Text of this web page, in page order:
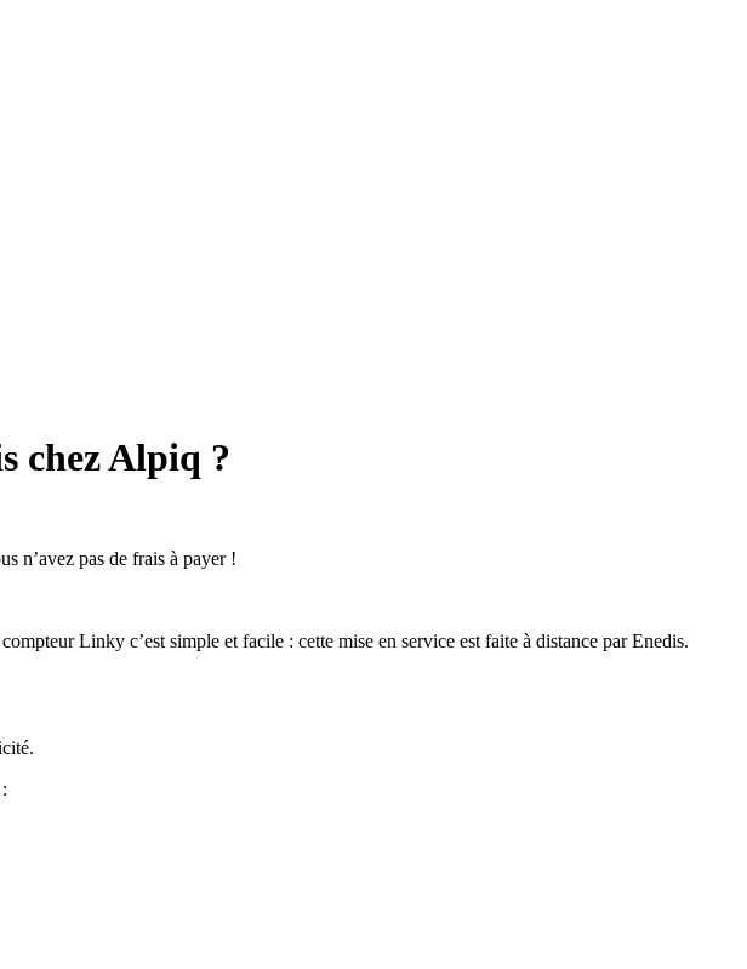
chez Alpiq ?
n’avez pas de frais à payer !
Linky c’est simple et facile : cette mise en service est faite à distance par Enedis.